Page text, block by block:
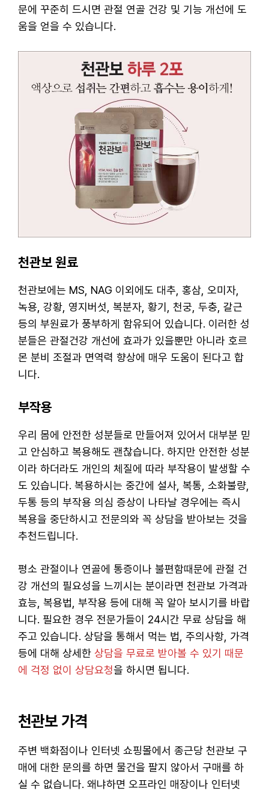
문에 꾸준히 드시면 관절 연골 건강 및 기능 개선에 도
움을 얻을 수 있습니다.
천관보 원료
천관보에는 MS, NAG 이외에도 대추, 홍삼, 오미자,
녹용, 강황, 영지버섯, 복분자, 황기, 천궁, 두충, 갈근
등의 부원료가 풍부하게 함유되어 있습니다. 이러한 성
분들은 관절건강 개선에 효과가 있을뿐만 아니라 호르
몬 분비 조절과 면역력 향상에 매우 도움이 된다고 합
니다.
부작용
우리 몸에 안전한 성분들로 만들어져 있어서 대부분 믿
고 안심하고 복용해도 괜찮습니다. 하지만 안전한 성분
이라 하더라도 개인의 체질에 따라 부작용이 발생할 수
도 있습니다. 복용하시는 중간에 설사, 복통, 소화불량,
두통 등의 부작용 의심 증상이 나타날 경우에는 즉시
복용을 중단하시고 전문의와 꼭 상담을 받아보는 것을
추천드립니다.
평소 관절이나 연골에 통증이나 불편함때문에 관절 건
강 개선의 필요성을 느끼시는 분이라면 천관보 가격과
효능, 복용법, 부작용 등에 대해 꼭 알아 보시기를 바랍
니다. 필요한 경우 전문가들이 24시간 무료 상담을 해
주고 있습니다. 상담을 통해서 먹는 법, 주의사항, 가격
등에 대해 상세한 상담을 무료로 받아볼 수 있기 때문
에 걱정 없이 상담요청을 하시면 됩니다.
천관보 가격
주변 백화점이나 인터넷 쇼핑몰에서 종근당 천관보 구
매에 대한 문의를 하면 물건을 팔지 않아서 구매를 하
실 수 없습니다. 왜냐하면 오프라인 매장이나 인터넷